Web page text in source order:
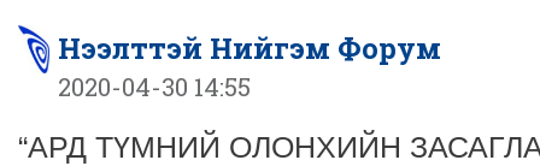
Нээлттэй Нийгэм Форум
2020-04-30 14:55
“АРД ТҮМНИЙ ОЛОНХИЙН